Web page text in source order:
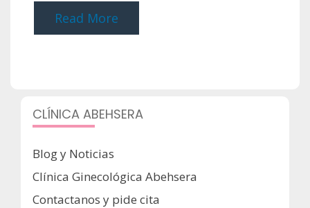
Read More
CLÍNICA ABEHSERA
Blog y Noticias
Clínica Ginecológica Abehsera
Contactanos y pide cita